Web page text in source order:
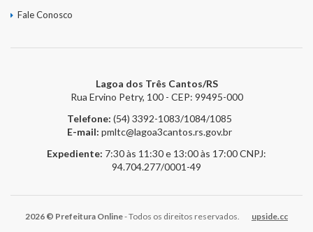
Fale Conosco
Lagoa dos Três Cantos/RS
Rua Ervino Petry, 100 - CEP: 99495-000
Telefone: (54) 3392-1083/1084/1085
E-mail: pmltc@lagoa3cantos.rs.gov.br
Expediente: 7:30 às 11:30 e 13:00 às 17:00CNPJ:
94.704.277/0001-49
2026 © Prefeitura Online- Todos os direitos reservados. upside.cc